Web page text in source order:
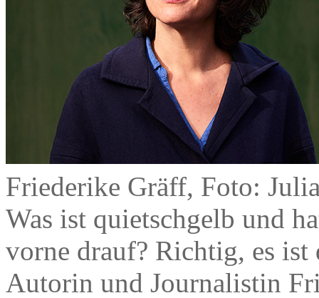
Friederike Gräff, Foto:
Was ist quietschgelb und
vorne drauf? Richtig, es ist
Autorin und Journalistin